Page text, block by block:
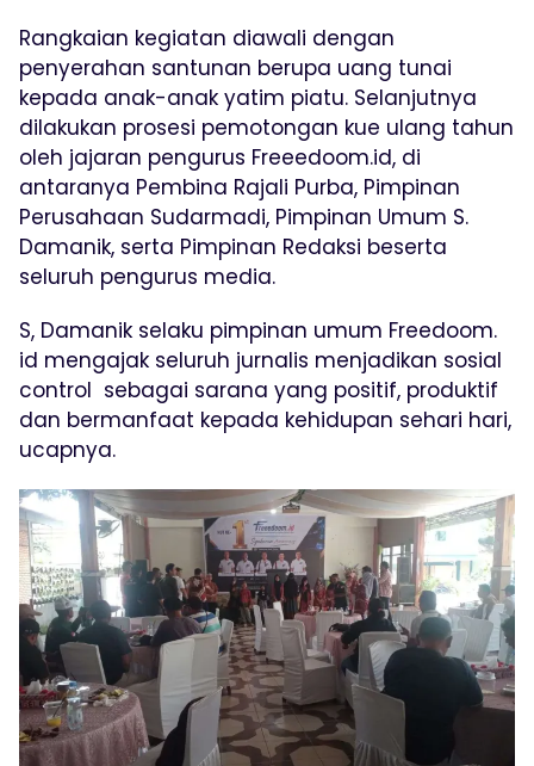
Rangkaian kegiatan diawali dengan
penyerahan santunan berupa uang tunai
kepada anak-anak yatim piatu. Selanjutnya
dilakukan prosesi pemotongan kue ulang tahun
oleh jajaran pengurus Freeedoom.id, di
antaranya Pembina Rajali Purba, Pimpinan
Perusahaan Sudarmadi, Pimpinan Umum S.
Damanik, serta Pimpinan Redaksi beserta
seluruh pengurus media.
S, Damanik selaku pimpinan umum Freedoom.
id mengajak seluruh jurnalis menjadikan sosial
control sebagai sarana yang positif, produktif
dan bermanfaat kepada kehidupan sehari hari,
ucapnya.